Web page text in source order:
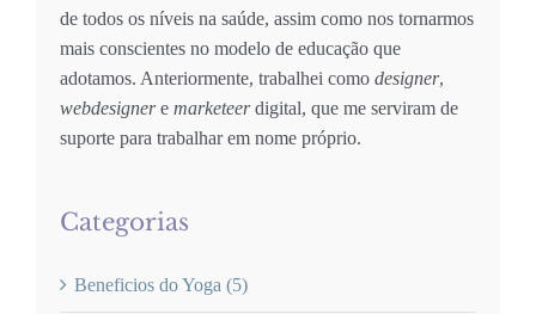
de todos os níveis na saúde, assim como nos tornarmos
mais conscientes no modelo de educação que
adotamos. Anteriormente, trabalhei como designer,
webdesignere marketeerdigital, que me serviram de
suporte para trabalhar em nome próprio.
Categorias
Beneficios do Yoga (5)